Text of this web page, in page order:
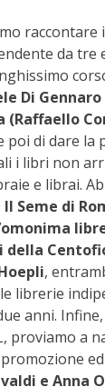
raccontare
da tre
Di
(Raffaello
poi di dare la
i libri non
e librai.
Seme di
,
librerie
anni. Infine,
proviamo a
e Anna